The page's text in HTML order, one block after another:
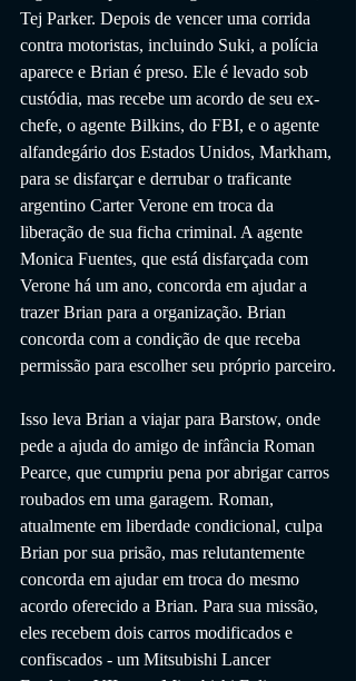
Tej Parker. Depois de vencer uma corrida
contra motoristas, incluindo Suki, a polícia
aparece e Brian é preso. Ele é levado sob
custódia, mas recebe um acordo de seu ex-
chefe, o agente Bilkins, do FBI, e o agente
alfandegário dos Estados Unidos, Markham,
para se disfarçar e derrubar o traficante
argentino Carter Verone em troca da
liberação de sua ficha criminal. A agente
Monica Fuentes, que está disfarçada com
Verone há um ano, concorda em ajudar a
trazer Brian para a organização. Brian
concorda com a condição de que receba
permissão para escolher seu próprio parceiro.
Isso leva Brian a viajar para Barstow, onde
pede a ajuda do amigo de infância Roman
Pearce, que cumpriu pena por abrigar carros
roubados em uma garagem. Roman,
atualmente em liberdade condicional, culpa
Brian por sua prisão, mas relutantemente
concorda em ajudar em troca do mesmo
acordo oferecido a Brian. Para sua missão,
eles recebem dois carros modificados e
confiscados - um Mitsubishi Lancer